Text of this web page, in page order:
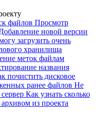
файлов Просмотр
новой версии
загрузить очень
хранилища
меток файлам
названия
почистить дисковое
ранее файлов Не
Как узнать сколько
из проекта